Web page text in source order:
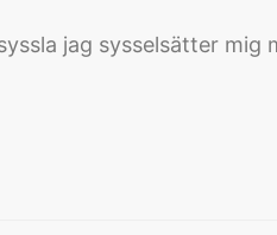
jag sysselsätter